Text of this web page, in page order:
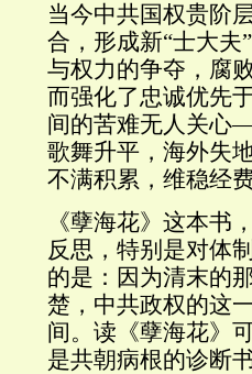
当今中共国权贵阶
合，形成新“士大
与权力的争夺，腐
而强化了忠诚优先
间的苦难无人关
歌舞升平，海外失
不满积累，维稳经
《孽海花》这本书
反思，特别是对体
的是：因为清末的
楚，中共政权的这
间。读《孽海花》
是共朝病根的诊断